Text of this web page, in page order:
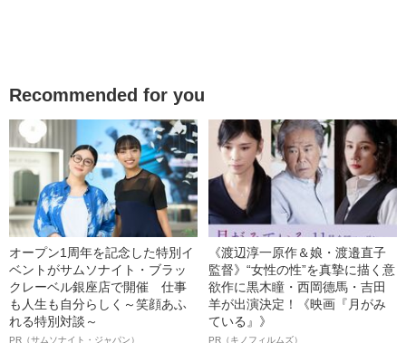
Recommended for you
オープン1周年を記念した特別イ
ベントがサムソナイト・ブラッ
クレーベル銀座店で開催 仕事
も人生も自分らしく～笑顔あふ
れる特別対談～
PR（サムソナイト・ジャパン）
《渡辺淳一原作＆娘・渡邉直子
監督》“女性の性”を真摯に描く意
欲作に黒木瞳・西岡德馬・吉田
羊が出演決定！《映画『月がみ
ている』》
PR（キノフィルムズ）